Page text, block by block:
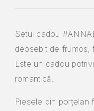
Setul cadou
deosebit de frumos,
Este un cadou
romantică.
Piesele din porțelan